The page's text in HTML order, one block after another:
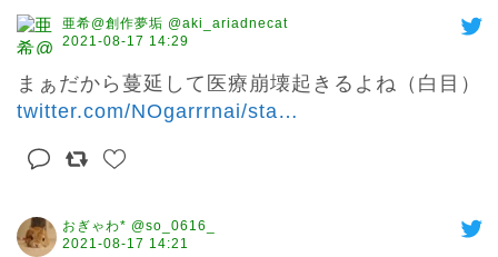
亜希@創作夢垢 @aki_ariadnecat
2021-08-17 14:29
twitter.com/NOgarrrnai/sta…
おぎゃわ* @so_0616_
2021-08-17 14:21